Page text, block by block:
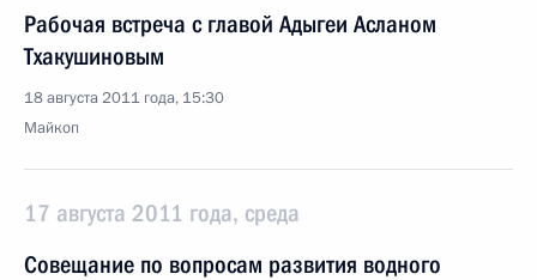
Рабочая встреча с главой Адыгеи Асланом
Тхакушиновым
18 августа 2011 года, 15:30
Майкоп
17 августа 2011 года, среда
Совещание по вопросам развития водного